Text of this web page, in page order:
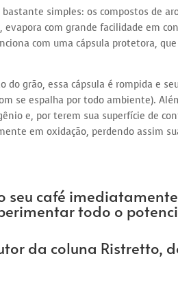
simples: os compostos de
com grande facilidade em
com uma cápsula protetora,
do grão, essa cápsula é rompida e
se espalha por todo ambiente).
e, por terem sua superfície de
em oxidação, perdendo assim
seu café
todo o
da coluna Ristretto,